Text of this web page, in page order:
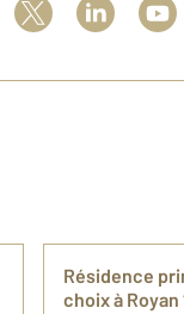
Résidence
choix à Royan